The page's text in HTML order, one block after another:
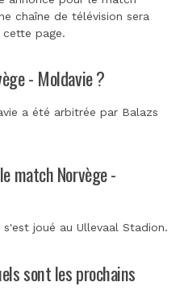
chaîne de télévision sera
cette page.
- Moldavie ?
a été arbitrée par Balazs
match Norvège -
joué au Ullevaal Stadion.
sont les prochains